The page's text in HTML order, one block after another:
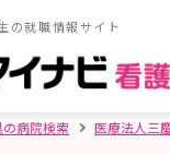
の就職情報サイト
病院検索 医療法人三